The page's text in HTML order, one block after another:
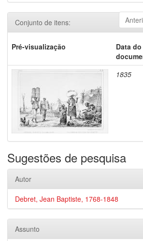
Conjunto de itens:
Pré-visualização
Data do
1835
Sugestões de pesquisa
Autor
Debret, Jean Baptiste, 1768-1848
Assunto